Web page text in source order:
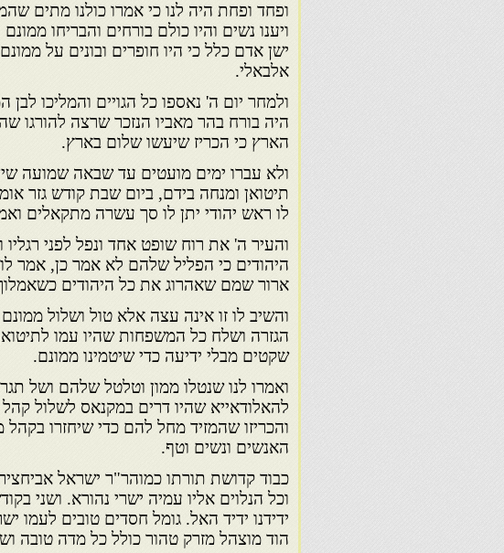
ופחד ופחת היה לנו כי אמרו כולנו מתים
ויענו נשים והיו כולם בורחים והבריחו
ישן אדם כלל כי היו חופרים ובונים על
אלבאלי.
ולמחר יום ה' נאספו כל הגויים והמליכו לבן
היה בורח בהר מאביו הנזכר שרצה להורגו
הארץ כי הכריז שיעשו שלום בארץ.
ולא עברו ימים מועטים עד שבאה שמועה
תיטואן ומנחה בידם, ביום שבת קודש גזר
לו ראש יהודי יתן לו סך עשרה מתקאלים
והעיר ה' את רוח שופט אחד ונפל לפני
היהודים כי הפליל שלהם לא אמר כן, אמר
ארור שמם שאהרוג את כל היהודים
והשיב לו זו אינה עצה אלא טול ושלול
הגזרה ושלח כל המשפחות שהיו עמו
שקטים מבלי ידיעה כדי שיטמינו ממונם.
ואמרו לנו שנטלו ממון וטלטל שלהם ושל
להאלודאייא שהיו דרים במקנאס לשלול
והכריזו שהמזיד מחל להם כדי שיחזרו בקהל
האנשים ונשים וטף.
כבוד קדושת תורתו כמוהר"ר ישראל
וכל הנלוים אליו עמיה ישרי נהורא. ושני
ידידנו ידיד האל. גומל חסדים טובים לעמו
הוד מוצהל מזרק טהור כולל כל מדה טובה